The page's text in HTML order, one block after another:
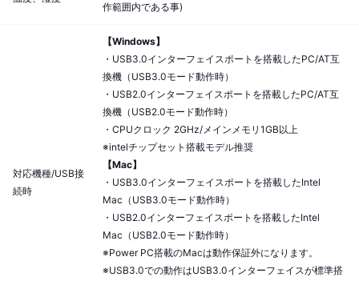
作範囲内である事)
対応機種/USB接
続時
【Windows】
・USB3.0インターフェイスポートを搭載したPC/AT互
換機（USB3.0モード動作時）
・USB2.0インターフェイスポートを搭載したPC/AT互
換機（USB2.0モード動作時）
・CPUクロック 2GHz/メインメモリ1GB以上
※intelチップセット搭載モデル推奨
【Mac】
・USB3.0インターフェイスポートを搭載したIntel
Mac（USB3.0モード動作時）
・USB2.0インターフェイスポートを搭載したIntel
Mac（USB2.0モード動作時）
※Power PC搭載のMacは動作保証外になります。
※USB3.0での動作はUSB3.0インターフェイスが標準搭